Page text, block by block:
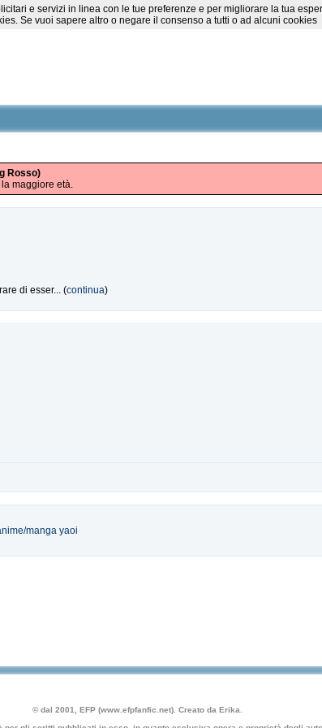
Rosso)
maggiore età.
di esser... (continua)
manga yaoi
© dal 2001, EFP (www.efpfanfic.net). Creato da Erika.
e servizi in linea con le tue preferenze e per migliorare la tua
Se vuoi sapere altro o negare il consenso a tutti o ad alcuni cookies